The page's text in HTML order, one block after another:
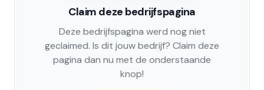
Claim deze bedrijfspagina
Deze bedrijfspagina werd nog niet
geclaimed. Is dit jouw bedrijf? Claim deze
pagina dan nu met de onderstaande
knop!